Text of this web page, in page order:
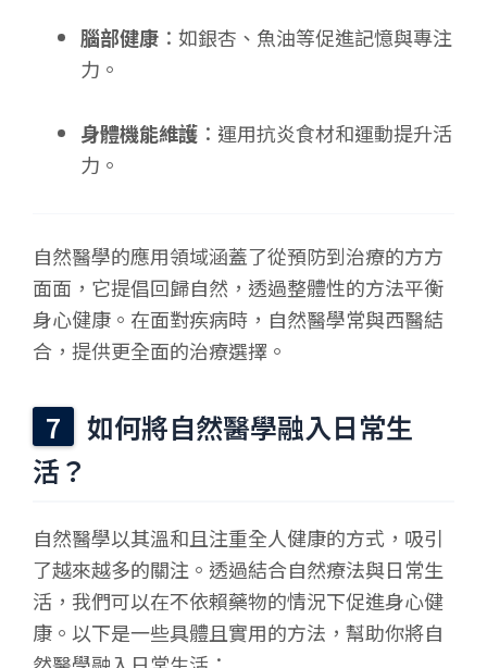
腦部健康：如銀杏、魚油等促進記憶與專注
力。
身體機能維護：運用抗炎食材和運動提升活
力。
自然醫學的應用領域涵蓋了從預防到治療的方方
面面，它提倡回歸自然，透過整體性的方法平衡
身心健康。在面對疾病時，自然醫學常與西醫結
合，提供更全面的治療選擇。
如何將自然醫學融入日常生
活？
自然醫學以其溫和且注重全人健康的方式，吸引
了越來越多的關注。透過結合自然療法與日常生
活，我們可以在不依賴藥物的情況下促進身心健
康。以下是一些具體且實用的方法，幫助你將自